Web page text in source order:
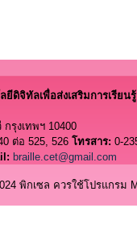
จิทัลเพื่อส่งเสริมการเรียนรู้
รุงเทพฯ 10400
ต่อ 525, 526 โทรสาร: 0-
braille.cet@gmail.com
พิกเซล ควรใช้โปรแกรม